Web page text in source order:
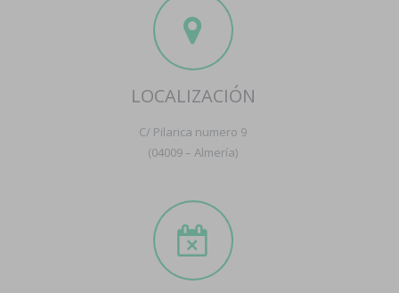
LOCALIZACIÓN
C/ Pilarica numero 9
(04009 – Almería)